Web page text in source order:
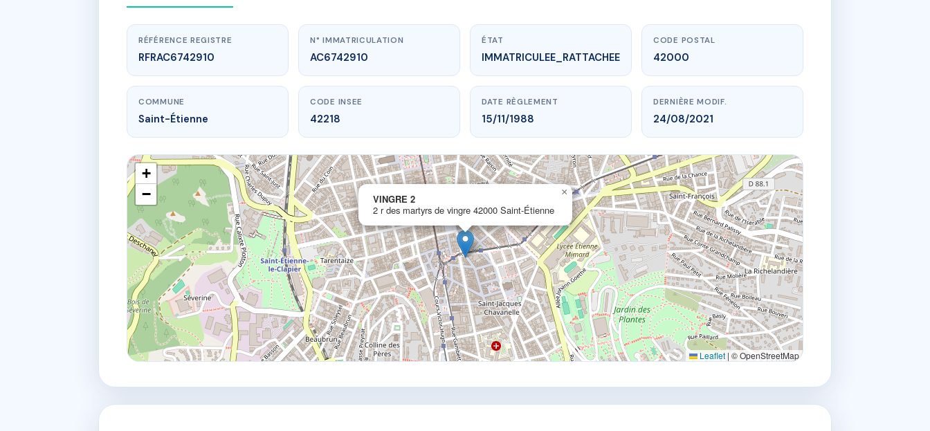
www.vme.plus/AC6742910
VINGRE 2
2 r des martyrs de vingre42000 Saint-Étienne
RÉFÉRENCE REGISTRE
RFRAC6742910
N° IMMATRICULATION
AC6742910
ÉTAT
IMMATRICULEE_RATTACHEE
CODE POSTAL
42000
COMMUNE
Saint-Étienne
CODE INSEE
42218
DATE RÈGLEMENT
15/11/1988
DERNIÈRE MODIF.
24/08/2021
VINGRE 2
2 r des martyrs de vingre 42000 Saint-Étienne
×
+
−
Leaflet | © OpenStreetMap